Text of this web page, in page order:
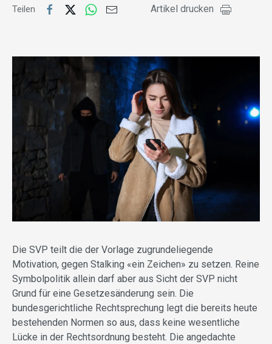
Teilen Artikel drucken
Die SVP teilt die der Vorlage zugrundeliegende
Motivation, gegen Stalking «ein Zeichen» zu setzen. Reine
Symbolpolitik allein darf aber aus Sicht der SVP nicht
Grund für eine Gesetzesänderung sein. Die
bundesgerichtliche Rechtsprechung legt die bereits heute
bestehenden Normen so aus, dass keine wesentliche
Lücke in der Rechtsordnung besteht. Die angedachte